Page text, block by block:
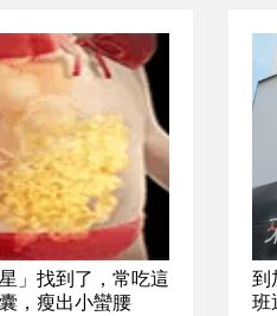
」找到了，常吃這
，瘦出小蠻腰
到
班